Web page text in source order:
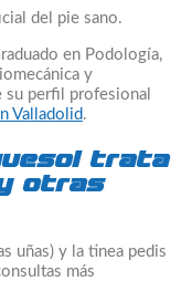
del pie sano.
en Podología,
y
perfil profesional
Valladolid .
trata
otras
uñas) y la tinea pedis
más